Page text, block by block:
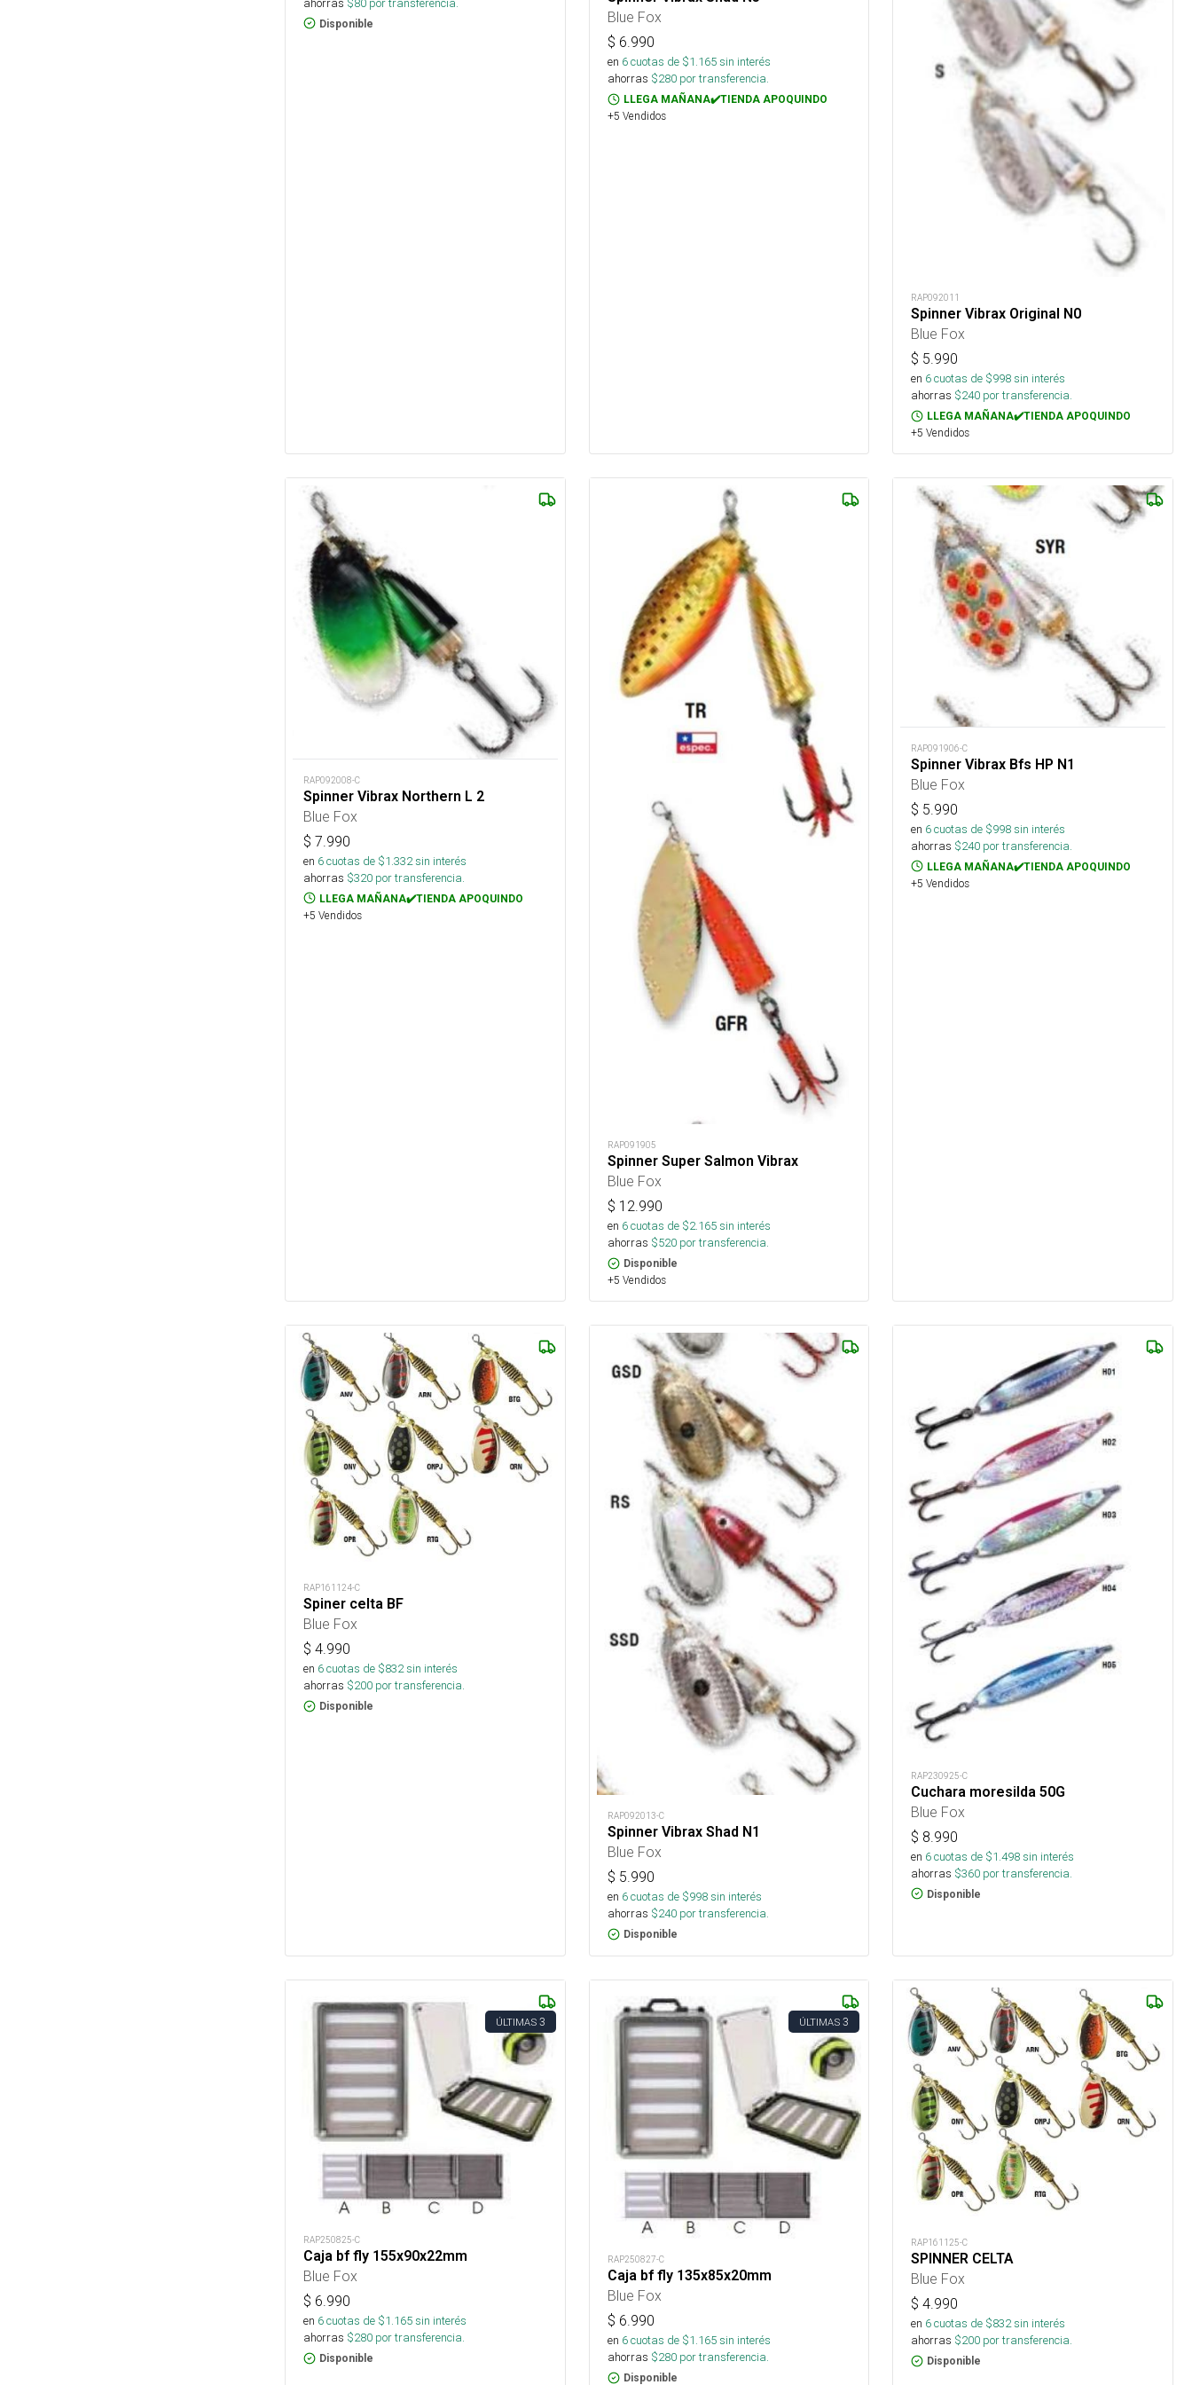
Disponible Blue Fox
$ 6.990
en 6cuotas de $1.165sin interés
ahorras $280por transferencia.
LLEGA MAÑANA✔️TIENDA APOQUINDO
+5 Vendidos
RAP092011
Spinner Vibrax Original N0
Blue Fox
$ 5.990
en 6cuotas de $998sin interés
ahorras $240 por transferencia.
LLEGA MAÑANA✔️TIENDA APOQUINDO
+5 Vendidos
RAP092008-C
Spinner Vibrax Northern L 2
Blue Fox
$ 7.990
en 6cuotas de $1.332sin interés
ahorras $320 por transferencia.
LLEGA MAÑANA✔️TIENDA APOQUINDO
+5 Vendidos
RAP091905
Spinner Super Salmon Vibrax
Blue Fox
$ 12.990
en 6cuotas de $2.165sin interés
ahorras $520por transferencia.
Disponible
+5 Vendidos
RAP091906-C
Spinner Vibrax Bfs HP N1
Blue Fox
$ 5.990
en 6cuotas de $998sin interés
ahorras $240 por transferencia.
LLEGA MAÑANA✔️TIENDA APOQUINDO
+5 Vendidos
RAP161124-C
Spiner celta BF
Blue Fox
$ 4.990
en 6cuotas de $832sin interés
ahorras $200 por transferencia.
Disponible
RAP092013-C
Spinner Vibrax Shad N1
Blue Fox
$ 5.990
en 6cuotas de $998sin interés
ahorras $240por transferencia.
Disponible
RAP230925-C
Cuchara moresilda 50G
Blue Fox
$ 8.990
en 6cuotas de $1.498sin interés
ahorras $360 por transferencia.
Disponible
ÚLTIMAS 3
RAP250825-C
Caja bf fly 155x90x22mm
Blue Fox
$ 6.990
en 6cuotas de $1.165sin interés
ahorras $280 por transferencia.
Disponible
ÚLTIMAS 3
RAP250827-C
Caja bf fly 135x85x20mm
Blue Fox
$ 6.990
en 6cuotas de $1.165sin interés
ahorras $280por transferencia.
Disponible
RAP161125-C
SPINNER CELTA
Blue Fox
$4.990
en 6cuotas de $832sin interés
ahorras $200 por transferencia.
Disponible